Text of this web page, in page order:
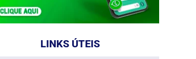
LINKS ÚTEIS